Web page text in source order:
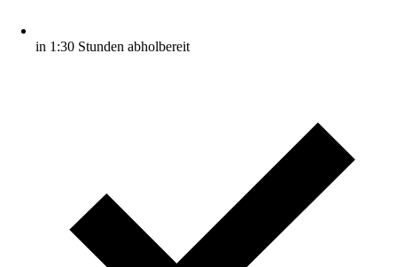
in 1:30 Stunden abholbereit